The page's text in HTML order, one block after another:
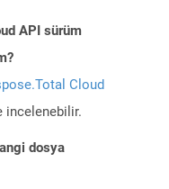
API sürüm
Cloud
incelenebilir.
dosya